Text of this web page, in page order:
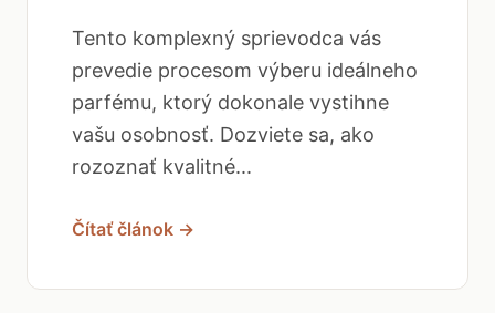
Tento komplexný sprievodca vás
prevedie procesom výberu ideálneho
parfému, ktorý dokonale vystihne
vašu osobnosť. Dozviete sa, ako
rozoznať kvalitné...
Čítať článok →